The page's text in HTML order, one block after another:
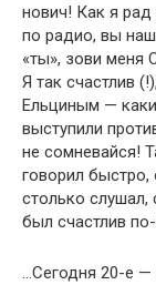
нович! Как я рад
по радио, вы
«ты», зови меня
Я так счастлив
Ельциным —
выступили
не сомневайся!
говорил быстро,
столько слушал,
был счастлив
…Сегодня 20-е